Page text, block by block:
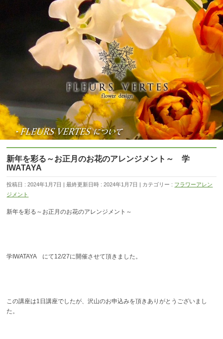
新年を彩る～お正月のお花のアレンジメント～ 学
IWATAYA
投稿日 : 2024年1月7日 最終更新日時 : 2024年1月7日 カテゴリー : フラワーアレン
ジメント
新年を彩る～お正月のお花のアレンジメント～
学IWATAYA にて12/27に開催させて頂きました。
この講座は1日講座でしたが、沢山のお申込みを頂きありがとうございまし
た。